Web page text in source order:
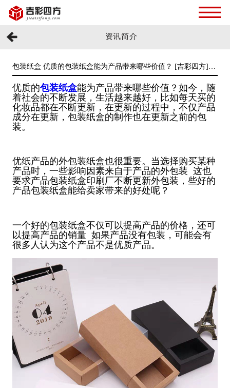
资讯简介
包装纸盒 优质的包装纸盒能为产品带来哪些价值？ [吉彩四方]多
元化包装定制厂家
优质的包装纸盒能为产品带来哪些价值？ 如今，随
着社会的不断发展，生活越来越好，比如每天买的
化妆品都在不断更新，在更新的过程中，不仅产品
成分在更新，包装纸盒的制作也在更新之前的包
装。
优纸产品的外包装纸盒也很重要。当选择购买某种
产品时，一些影响因素来自于产品的外包装 这也
要求产品包装纸盒印刷厂不断更新外包装，些好的
产品包装纸盒能给卖家带来的好处呢？
一个好的包装纸盒不仅可以提高产品的价格，还可
以提高产品的销量 如果产品没有包装，可能会有
很多人认为这个产品不是优质产品。